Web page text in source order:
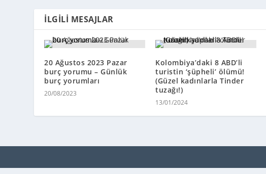
İLGILI MESAJLAR
20 Ağustos 2023 Pazar
burç yorumu – Günlük
burç yorumları
20/08/2023
Kolombiya’daki 8 ABD’li
turistin ‘şüpheli’ ölümü!
(Güzel kadınlarla Tinder
tuzağı!)
13/01/2024